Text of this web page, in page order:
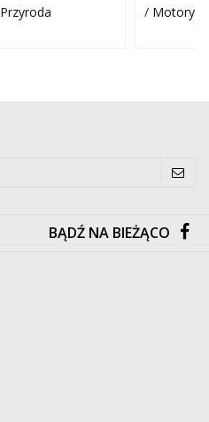
Przyroda /
BĄDŹ NA BIEŻĄCO